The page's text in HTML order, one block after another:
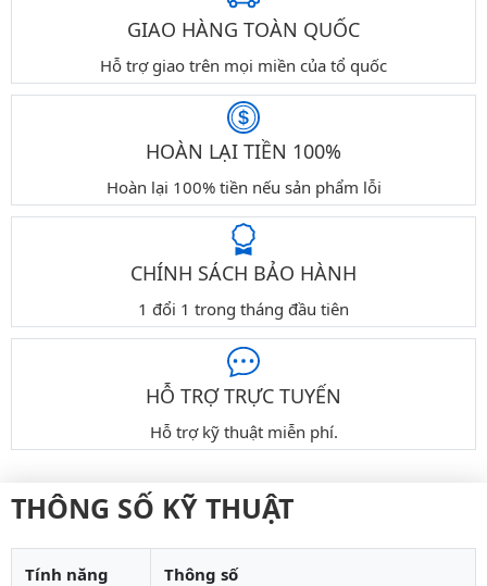
GIAO HÀNG TOÀN QUỐC
Hỗ trợ giao trên mọi miền của tổ quốc
HOÀN LẠI TIỀN 100%
Hoàn lại 100% tiền nếu sản phẩm lỗi
CHÍNH SÁCH BẢO HÀNH
1 đổi 1 trong tháng đầu tiên
HỖ TRỢ TRỰC TUYẾN
Hỗ trợ kỹ thuật miễn phí.
THÔNG SỐ KỸ THUẬT
Tính năng Thông số